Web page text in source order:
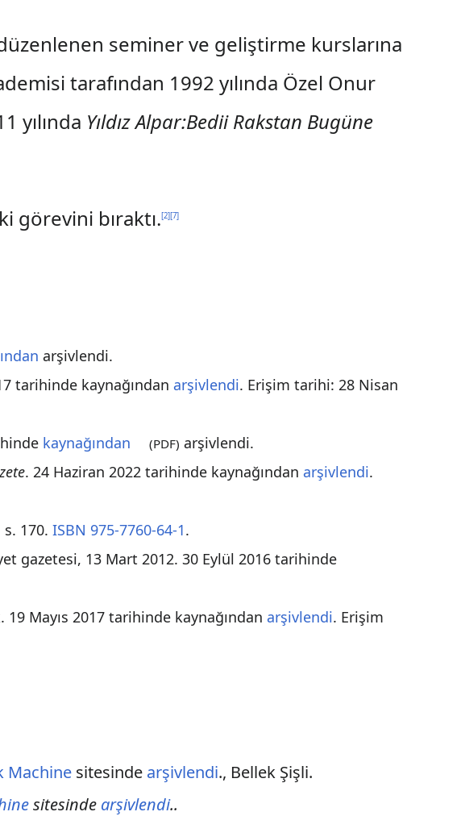
seminer ve geliştirme kurslarına
tarafından 1992 yılında Özel Onur
yılında Yıldız Alpar:Bedii Rakstan Bugüne
görevini bıraktı.[2][7]
arşivlendi.
tarihinde kaynağından arşivlendi. Erişim tarihi:28 Nisan
kaynağından (PDF) arşivlendi.
. 24 Haziran 2022 tarihinde kaynağından arşivlendi.
s. 170.ISBN 975-7760-64-1.
gazetesi, 13 Mart 2012. 30 Eylül 2016 tarihinde
19 Mayıs 2017 tarihinde kaynağından arşivlendi. Erişim
Machine sitesinde arşivlendi., Bellek Şişli.
sitesinde arşivlendi..